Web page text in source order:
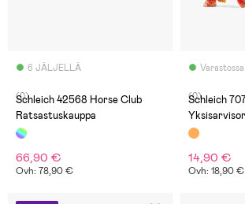
6 JÄLJELLÄ
(0)
Schleich 42568 Horse Club
Ratsastuskauppa
66,90 €
Ovh: 78,90 €
Varastossa
(0)
Schleich
14,90 €
Ovh: 18,90 €